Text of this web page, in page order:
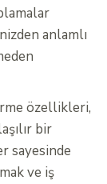
anlamlı
özellikleri,
bir
sayesinde
ve iş